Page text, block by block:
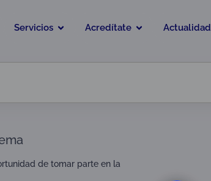
Servicios Acredítate Actualidad
de tomar parte en la